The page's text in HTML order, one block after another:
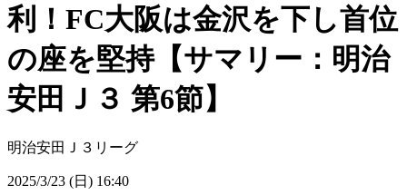
利！FC大阪は金沢を下し首位
の座を堅持【サマリー：明治
安田Ｊ３ 第6節】
明治安田Ｊ３リーグ
2025/3/23 (日) 16:40